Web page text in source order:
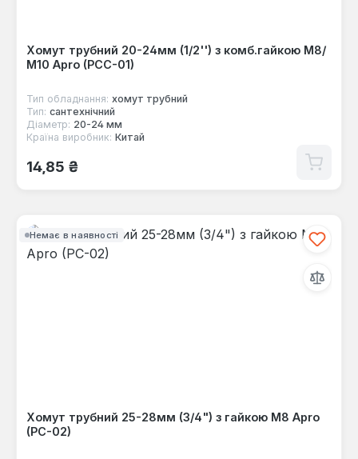
Хомут трубний 20-24мм (1/2'') з комб.гайкою М8/
М10 Apro (PCC-01)
Тип обладнання: хомут трубний
Тип: сантехнічний
Діаметр: 20-24 мм
Країна виробник: Китай
Звичайна ціна:
14,85 ₴
Немає в наявності
Хомут трубний 25-28мм (3/4") з гайкою М8 Apro
(PC-02)